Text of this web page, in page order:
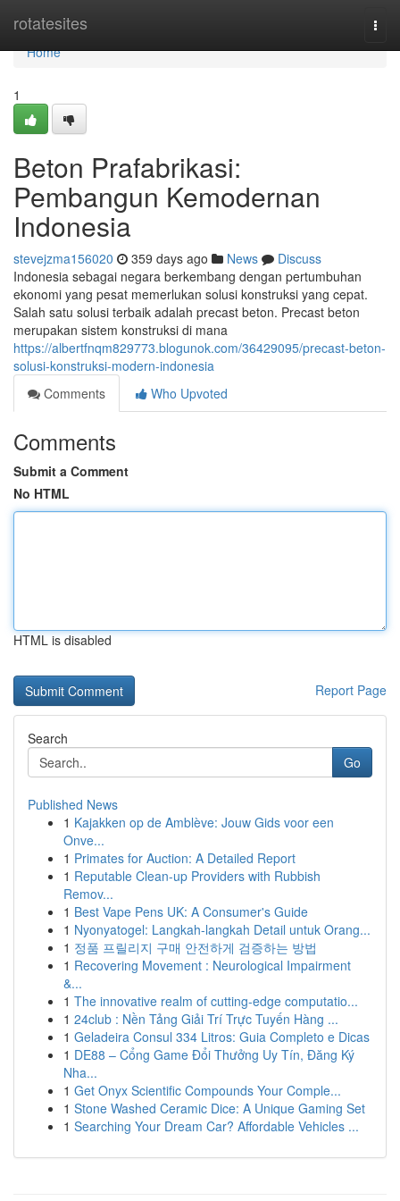
rotatesites
Home
Home
1
Beton Prafabrikasi:
Pembangun Kemodernan
Indonesia
stevejzma156020 359 days ago News
Discuss
Indonesia sebagai negara berkembang dengan pertumbuhan
ekonomi yang pesat memerlukan solusi konstruksi yang cepat.
Salah satu solusi terbaik adalah precast beton. Precast beton
merupakan sistem konstruksi di mana
https://albertfnqm829773.blogunok.com/36429095/precast-beton-
solusi-konstruksi-modern-indonesia
Comments
Who Upvoted
Comments
Submit a Comment
No HTML
HTML is disabled
Report Page
Search
Go
Published News
1 Kajakken op de Amblève: Jouw Gids voor een
Onve...
1 Primates for Auction: A Detailed Report
1 Reputable Clean-up Providers with Rubbish
Remov...
1 Best Vape Pens UK: A Consumer's Guide
1 Nyonyatogel: Langkah-langkah Detail untuk Orang...
1 정품 프릴리지 구매 안전하게 검증하는 방법
1 Recovering Movement : Neurological Impairment
&...
1 The innovative realm of cutting-edge computatio...
1 24club : Nền Tảng Giải Trí Trực Tuyến Hàng ...
1 Geladeira Consul 334 Litros: Guia Completo e Dicas
1 DE88 – Cổng Game Đổi Thưởng Uy Tín, Đăng Ký
Nha...
1 Get Onyx Scientific Compounds Your Comple...
1 Stone Washed Ceramic Dice: A Unique Gaming Set
1 Searching Your Dream Car? Affordable Vehicles ...